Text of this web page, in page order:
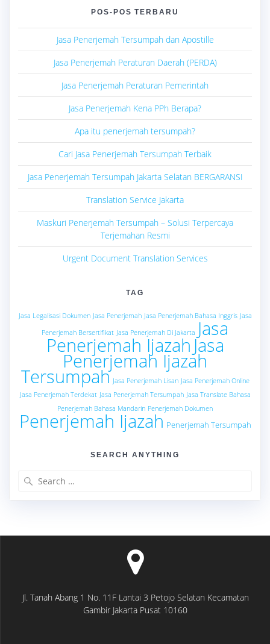
POS-POS TERBARU
Jasa Penerjemah Tersumpah dan Apostille
Jasa Penerjemah Peraturan Daerah (PERDA)
Jasa Penerjemah Peraturan Pemerintah
Jasa Penerjemah Kena PPh Berapa?
Apa itu penerjemah tersumpah?
Cari Jasa Penerjemah Tersumpah Terbaik
Jasa Penerjemah Tersumpah Jakarta Selatan BERGARANSI
Translation Service Jakarta
Maskuri Penerjemah Tersumpah – Solusi Terpercaya
Terjemahan Resmi
Urgent Document Translation Services
TAG
Jasa Legalisasi Dokumen Jasa Penerjemah Jasa Penerjemah Bahasa Inggris Jasa
Penerjemah Bersertifikat Jasa Penerjemah Di Jakarta Jasa
Penerjemah Ijazah Jasa
Penerjemah Ijazah
Tersumpah Jasa Penerjemah Lisan Jasa Penerjemah Online
Jasa Penerjemah Terdekat Jasa Penerjemah Tersumpah Jasa Translate Bahasa
Penerjemah Bahasa Mandarin Penerjemah Dokumen
Penerjemah Ijazah Penerjemah Tersumpah
SEARCH ANYTHING
Jl. Tanah Abang 1 No. 11F Lantai 3 Petojo Selatan Kecamatan
Gambir Jakarta Pusat 10160